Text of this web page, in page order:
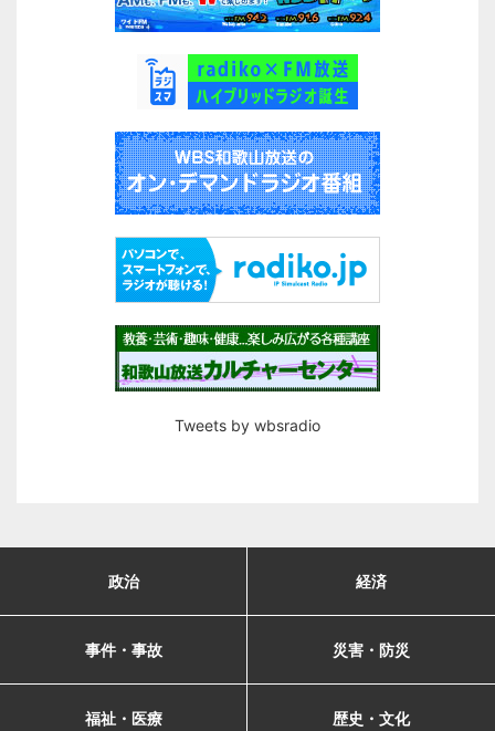
Tweets by wbsradio
政治 経済
事件・事故 災害・防災
福祉・医療 歴史・文化